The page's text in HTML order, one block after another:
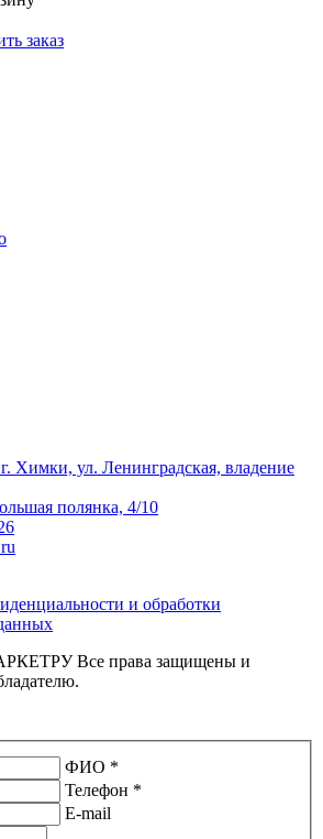
заказ
Химки, ул. Ленинградская, владение
полянка, 4/10
и обработки
Все права защищены и
ФИО *
Телефон *
E-mail